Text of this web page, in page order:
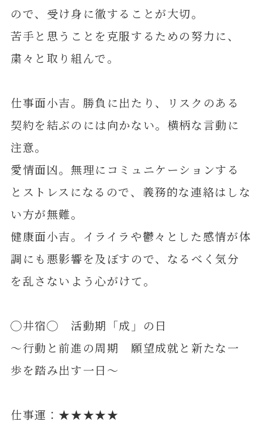
ので、受け身に徹することが大切。
苦手と思うことを克服するための努力に、
粛々と取り組んで。
仕事面小吉。勝負に出たり、リスクのある
契約を結ぶのには向かない。横柄な言動に
注意。
愛情面凶。無理にコミュニケーションする
とストレスになるので、義務的な連絡はしな
い方が無難。
健康面小吉。イライラや鬱々とした感情が体
調にも悪影響を及ぼすので、なるべく気分
を乱さないよう心がけて。
◯井宿◯ 活動期「成」の日
～行動と前進の周期 願望成就と新たな一
歩を踏み出す一日～
仕事運：★★★★★